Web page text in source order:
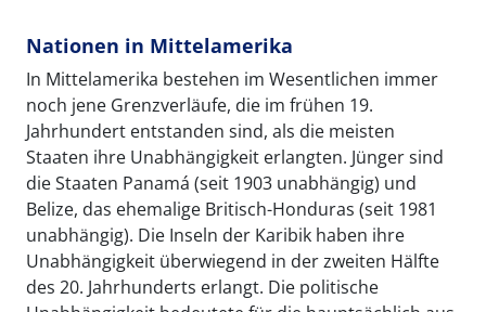
Nationen in Mittelamerika
In Mittelamerika bestehen im Wesentlichen immer
noch jene Grenzverläufe, die im frühen 19.
Jahrhundert entstanden sind, als die meisten
Staaten ihre Unabhängigkeit erlangten. Jünger sind
die Staaten Panamá (seit 1903 unabhängig) und
Belize, das ehemalige Britisch-Honduras (seit 1981
unabhängig). Die Inseln der Karibik haben ihre
Unabhängigkeit überwiegend in der zweiten Hälfte
des 20. Jahrhunderts erlangt. Die politische